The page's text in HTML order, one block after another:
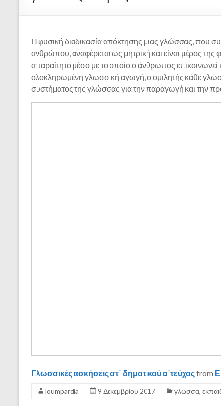
Η φυσική διαδικασία απόκτησης μιας γλώσσας, που
ανθρώπου, αναφέρεται ως μητρική και είναι μέρος
απαραίτητο μέσο με το οποίο ο άνθρωπος επικοινωνεί
ολοκληρωμένη γλωσσική αγωγή, ο ομιλητής κάθε
συστήματος της γλώσσας για την παραγωγή και την
Γλωσσικές ασκήσεις στ΄ δημοτικού α΄τεύχοςfrom
loumpardia 9 Δεκεμβρίου 2017 γλώσσα,